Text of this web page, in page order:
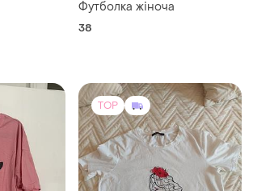
Футболка жіноча
38
TOP